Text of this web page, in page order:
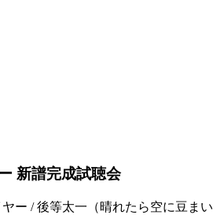
新譜完成試聴会
ー / 後等太一（晴れたら空に豆まい